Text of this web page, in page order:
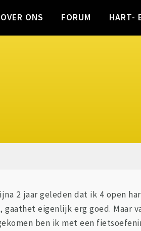
OVER ONS FORUM HART-
2 jaar geleden dat ik 4 open
eigenlijk erg goed.
ben ik met een